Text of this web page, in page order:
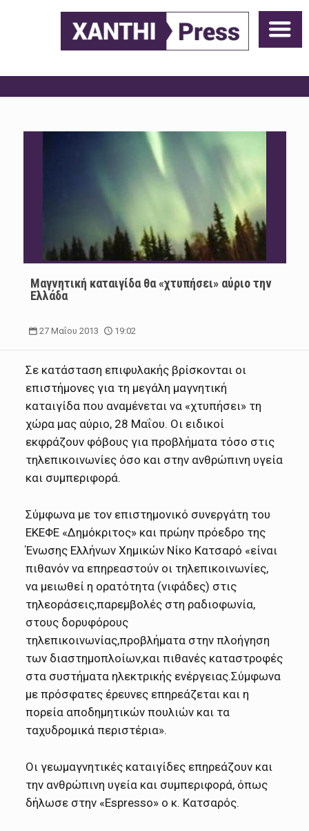
Μαγνητική καταιγίδα θα «χτυπήσει» αύριο την
Ελλάδα
27 Μαΐου 2013 19:02
Σε κατάσταση επιφυλακής βρίσκονται οι
επιστήμονες για τη μεγάλη μαγνητική
καταιγίδα που αναμένεται να «χτυπήσει» τη
χώρα μας αύριο, 28 Μαΐου. Οι ειδικοί
εκφράζουν φόβους για προβλήματα τόσο στις
τηλεπικοινωνίες όσο και στην ανθρώπινη υγεία
και συμπεριφορά.
Σύμφωνα με τον επιστημονικό συνεργάτη του
ΕΚΕΦΕ «Δημόκριτος» και πρώην πρόεδρο της
Ένωσης Ελλήνων Χημικών Νίκο Κατσαρό «είναι
πιθανόν να επηρεαστούν οι τηλεπικοινωνίες,
να μειωθεί η ορατότητα (νιφάδες) στις
τηλεοράσεις,παρεμβολές στη ραδιοφωνία,
στους δορυφόρους
τηλεπικοινωνίας,προβλήματα στην πλοήγηση
των διαστημοπλοίων,και πιθανές καταστροφές
στα συστήματα ηλεκτρικής ενέργειας.Σύμφωνα
με πρόσφατες έρευνες επηρεάζεται και η
πορεία αποδημητικών πουλιών και τα
ταχυδρομικά περιστέρια».
Οι γεωμαγνητικές καταιγίδες επηρεάζουν και
την ανθρώπινη υγεία και συμπεριφορά, όπως
δήλωσε στην «Espresso» ο κ. Κατσαρός.